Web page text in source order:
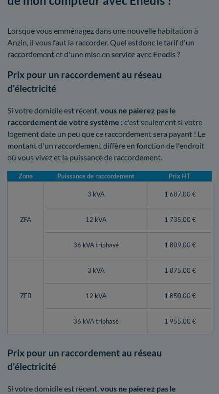
Lorsque vous emménagez dans une nouvelle habitation à
Anzin, il vous faut la raccorder. Quel estdonc le tarif d'un
raccordement et d'une mise en service avec Enedis ?
Prix pour un raccordement au réseau
d'électricité
Si votre domicile est récent,vous ne paierez pas le
raccordement de votre système : c'est seulement si votre
logement date un peu que ce raccordement sera payant ! Le
montant d'un raccordement diffère en fonction de l'endroit
où vous vivez et la puissance de raccordement.
Zone Puissance de raccordement Prix HT
ZFA
3 kVA 1 687,00 €
12 kVA 1 735,00 €
36 kVA triphasé 1 809,00 €
ZFB
3 kVA 1 875,00 €
12 kVA 1 850,00 €
36 kVA triphasé 1 955,00 €
Prix pour un raccordement au réseau
d'électricité
Si votre domicile est récent,vous ne paierez pas le